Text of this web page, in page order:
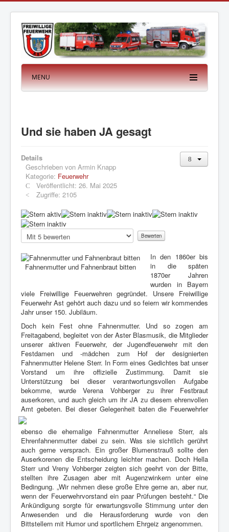
MENU
Und sie haben JA gesagt
Details
Geschrieben von Armin Knapp
Kategorie: Feuerwehr
Veröffentlicht: 26. Mai 2025
Zugriffe: 2105
B
e
w
e
t
:
1
/
5
Bitte
bewerten
Fahnenmutter und Fahnenbraut bitten
In den 1860er bis
in die späten
1870er Jahren
wurden in Bayern
viele Freiwillige Feuerwehren gegründet. Unsere Freiwillige
Feuerwehr Ast gehört auch dazu und so feiern wir kommendes
Jahr unser 150. Jubiläum.
Doch kein Fest ohne Fahnenmutter. Und so zogen am
Freitagabend, begleitet von der Aster Blasmusik, die Mitglieder
unserer aktiven Feuerwehr, der Jugendfeuerwehr mit den
Festdamen und -mädchen zum Hof der designierten
Fahnenmutter Helene Sterr. In Form eines Gedichtes bat unser
Vorstand um ihre offizielle Zustimmung. Damit sie
Unterstützung bei dieser verantwortungsvollen Aufgabe
bekomme, wurde Verena Vohberger zu ihrer Festbraut
auserkoren, und auch gleich um ihr JA zu diesem ehrenvollen
Amt gebeten. Bei dieser Gelegenheit baten die Feuerwehrler
ebenso die ehemalige Fahnenmutter Anneliese Sterr, als
Ehrenfahnenmutter dabei zu sein. Was sie sichtlich gerührt
auch gerne versprach. Ein großer Blumenstrauß sollte den
Auserkorenen die Entscheidung leichter machen. Doch Hella
Sterr und Vreny Vohberger zeigten sich geehrt von der Bitte,
stellten ihre Zusagen aber mit Augenzwinkern unter eine
Bedingung. „Wir nehmen diese große Ehre gerne an, aber nur,
wenn der Feuerwehrvorstand ein paar Prüfungen besteht.“ Die
Ankündigung sorgte für erwartungsvolle Stimmung unter den
Anwesenden und die Herausforderung wurde von den
Bittstellern mit Humor und sportlichem Ehrgeiz angenommen.